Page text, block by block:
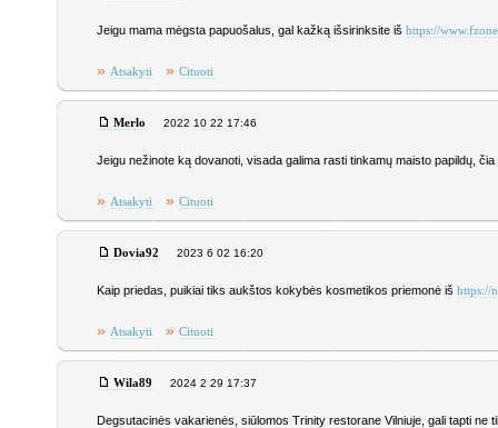
Jeigu mama mėgsta papuošalus, gal kažką išsirinksite išhttps://
» Atsakyti » Cituoti
Merlo 2022 10 22 17:46
Jeigu nežinote ką dovanoti, visada galima rasti tinkamų maisto papildų,
» Atsakyti » Cituoti
Dovia92 2023 6 02 16:20
Kaip priedas, puikiai tiks aukštos kokybės kosmetikos priemonė išhttps://
» Atsakyti » Cituoti
Wila89 2024 2 29 17:37
Degsutacinės vakarienės, siūlomos Trinity restorane Vilniuje, gali tapti